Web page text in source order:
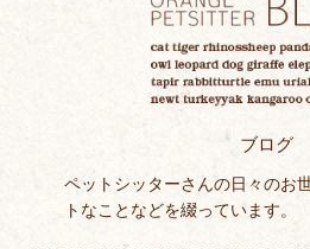
ブログ
ペットシッターさんの日々のお
トなことなどを綴っています。